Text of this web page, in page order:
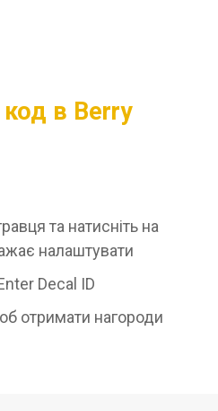
код в Berry
та натисніть на
налаштувати
Decal ID
отримати нагороди